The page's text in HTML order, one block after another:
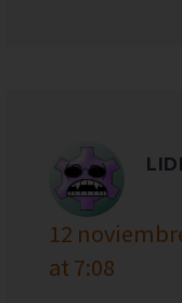
12
at 7:08